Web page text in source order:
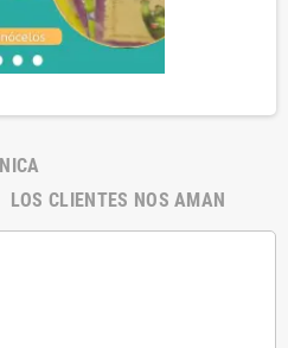
LOS CLIENTES NOS AMAN